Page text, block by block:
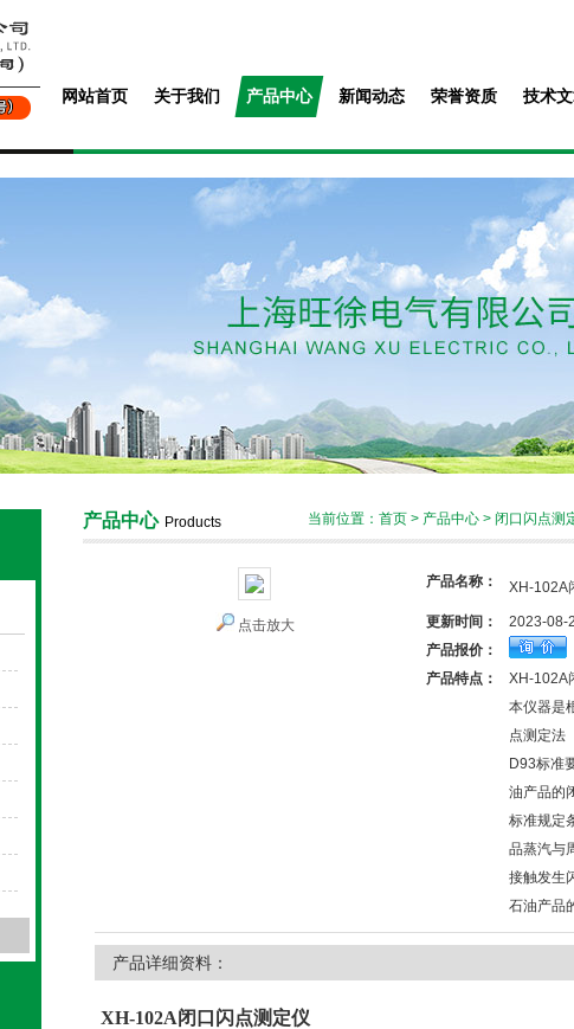
网站首页 关于我们 产品中心 新闻动态 荣誉资质 技术
产品中心 Products 当前位置： 首页 > 产品中心 > 闭口闪点测
点击放大
产品名称： XH-102A
更新时间：
2023-08-
产品报价：
产品特点：
XH-102A
本仪器是
点测定法
D93标准
油产品的
标准规定
品蒸汽与
接触发生
石油产品
产品详细资料：
XH-102A闭口闪点测定仪